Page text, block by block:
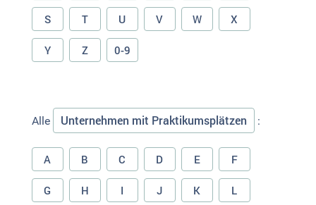
S T U V W X
Y Z 0-9
Alle Unternehmen mit Praktikumsplätzen :
A B C D E F
G H I J K L